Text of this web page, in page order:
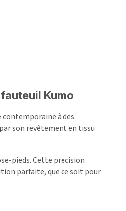
Kumo
à des
son revêtement en tissu
pieds. Cette précision
parfaite, que ce soit pour